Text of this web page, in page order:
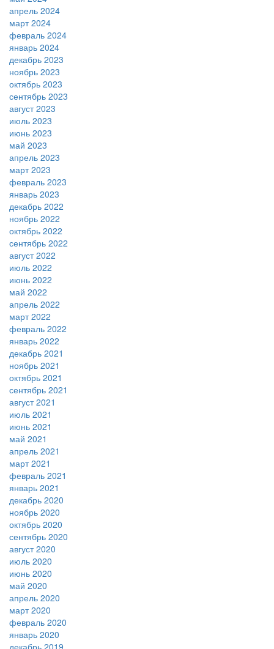
апрель 2024
март 2024
февраль 2024
январь 2024
декабрь 2023
ноябрь 2023
октябрь 2023
сентябрь 2023
август 2023
июль 2023
июнь 2023
май 2023
апрель 2023
март 2023
февраль 2023
январь 2023
декабрь 2022
ноябрь 2022
октябрь 2022
сентябрь 2022
август 2022
июль 2022
июнь 2022
май 2022
апрель 2022
март 2022
февраль 2022
январь 2022
декабрь 2021
ноябрь 2021
октябрь 2021
сентябрь 2021
август 2021
июль 2021
июнь 2021
май 2021
апрель 2021
март 2021
февраль 2021
январь 2021
декабрь 2020
ноябрь 2020
октябрь 2020
сентябрь 2020
август 2020
июль 2020
июнь 2020
май 2020
апрель 2020
март 2020
февраль 2020
январь 2020